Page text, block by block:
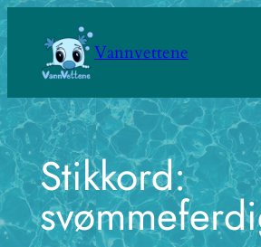
Hopp
til
innhold
Vannvettene
Stikkord: